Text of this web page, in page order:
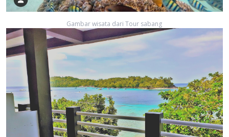
Gambar wisata dari Tour sabang